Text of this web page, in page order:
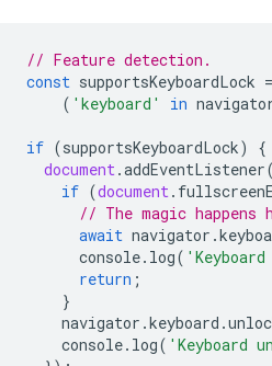
// Feature detection.
const supportsKeyboardLock =
( 'keyboard' in
if (supportsKeyboardLock)
{
document.addEventListener(
if (document.
// The magic happens
await navigator .
console. log(
return ;
}
navigator .keyboard .
console. log( 'Keyboard